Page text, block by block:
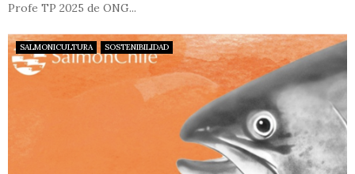
Profe TP 2025 de ONG...
SALMONICULTURA SOSTENIBILIDAD